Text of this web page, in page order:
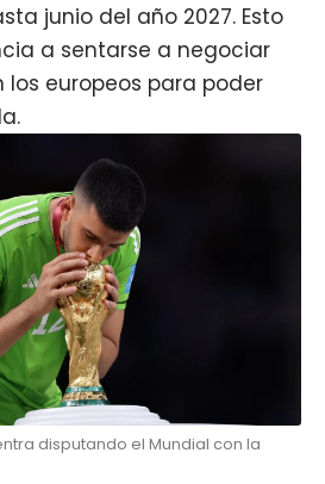
junio del año 2027. Esto
a sentarse a negociar
europeos para poder
disputando el Mundial con la